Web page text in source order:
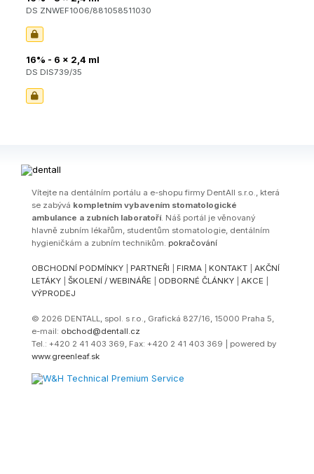
DS ZNWEF1006/881058511030
16% - 6 x 2,4 ml
DS DIS739/35
Ví­tejte na dentálním portálu a e-shopu firmy DentAll s.r.o., která
se zabývá kompletním vybavením stomatologické
ambulance a zubních laboratoří. Náš portál je věnovaný
hlavně zubním lékařům, studentům stomatologie, dentálním
hygieničkám a zubním technikům. pokračování
OBCHODNÍ PODMÍNKY PARTNEŘI FIRMA KONTAKT
AKČNÍ
LETÁKY
ŠKOLENÍ / WEBINÁŘE ODBORNÉ ČLÁNKY AKCE
VÝPRODEJ
© 2026 DENTALL, spol. s r.o., Grafická 827/16, 15000 Praha 5,
e-mail: obchod@dentall.cz
Tel.: +420 2 41 403 369, Fax: +420 2 41 403 369 | powered by
www.greenleaf.sk